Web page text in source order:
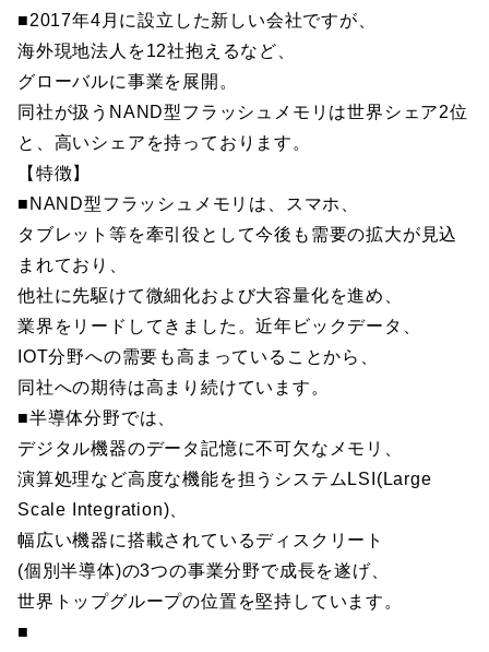
■2017年4月に設立した新しい会社ですが、
海外現地法人を12社抱えるなど、
グローバルに事業を展開。
同社が扱うNAND型フラッシュメモリは世界シェア2位
と、高いシェアを持っております。
【特徴】
■NAND型フラッシュメモリは、スマホ、
タブレット等を牽引役として今後も需要の拡大が見込
まれており、
他社に先駆けて微細化および大容量化を進め、
業界をリードしてきました。近年ビックデータ、
IOT分野への需要も高まっていることから、
同社への期待は高まり続けています。
■半導体分野では、
デジタル機器のデータ記憶に不可欠なメモリ、
演算処理など高度な機能を担うシステムLSI(Large
Scale Integration)、
幅広い機器に搭載されているディスクリート
(個別半導体)の3つの事業分野で成長を遂げ、
世界トップグループの位置を堅持しています。
■